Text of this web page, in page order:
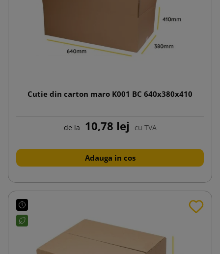
Cutie din carton maro K001 BC 640x380x410
de la 10,78 lej cu TVA
Adauga in cos